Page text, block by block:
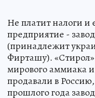
Не платит налоги и
предприятие -
(принадлежит
Фирташу). «Стирол»
мирового аммиака
продавали в
прошлого года